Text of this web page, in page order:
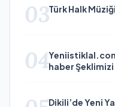
03Türk Halk
04haber Şeklimizi
Dikili’de Yeni